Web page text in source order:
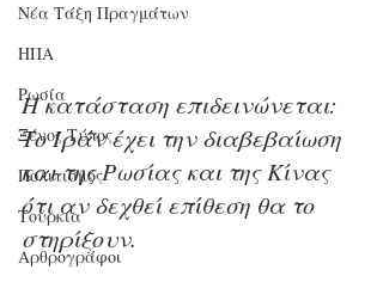
Νέα Τάξη Πραγμάτων
ΗΠΑ
Ρωσία
Ξένος Τύπος
Πολιτισμός
Τουρκία
Αρθρογράφοι
Η κατάσταση επιδεινώνεται:
Το Ιράν έχει την διαβεβαίωση
και της Ρωσίας και της Κίνας
ότι αν δεχθεί επίθεση θα το
στηρίξουν.